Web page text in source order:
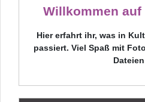
Willkommen
Hier erfahrt ihr, was in
passiert. Viel Spaß mit